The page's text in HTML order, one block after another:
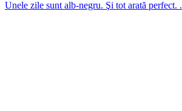
Unele zile sunt alb-negru. Şi tot arată perfect. .